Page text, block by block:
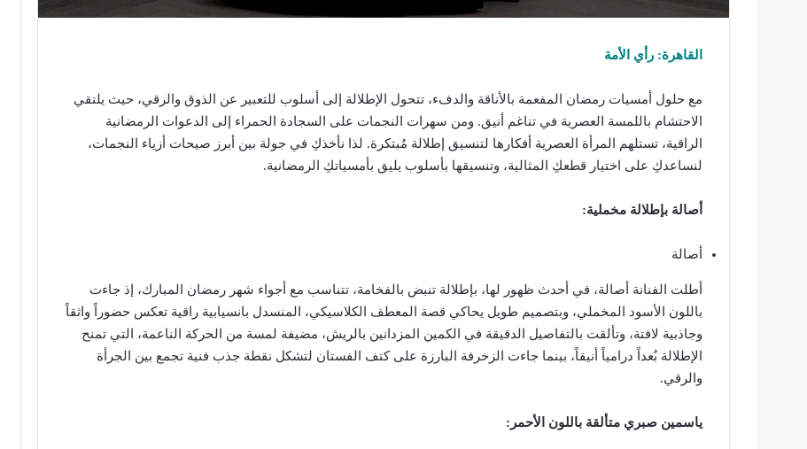
القاهرة: رأي الأمة
مع حلول أمسيات رمضان المفعمة بالأناقة والدفء، تتحول الإطلالة إلى أسلوب للتعبير عن الذوق والرقي، حيث يلتقي
الاحتشام باللمسة العصرية في تناغم أنيق. ومن سهرات النجمات على السجادة الحمراء إلى الدعوات الرمضانية
الراقية، تستلهم المرأة العصرية أفكارها لتنسيق إطلالة مُبتكرة. لذا نأخذكِ في جولة بين أبرز صيحات أزياء النجمات،
لنساعدكِ على اختيار قطعكِ المثالية، وتنسيقها بأسلوب يليق بأمسياتكِ الرمضانية.
أصالة بإطلالة مخملية:
أصالة
أطلت الفنانة أصالة، في أحدث ظهور لها، بإطلالة تنبض بالفخامة، تتناسب مع أجواء شهر رمضان المبارك، إذ جاءت
باللون الأسود المخملي، وبتصميم طويل يحاكي قصة المعطف الكلاسيكي، المنسدل بانسيابية راقية تعكس حضوراً واثقاً
وجاذبية لافتة، وتألقت بالتفاصيل الدقيقة في الكمين المزدانين بالريش، مضيفة لمسة من الحركة الناعمة، التي تمنح
الإطلالة بُعداً درامياً أنيقاً، بينما جاءت الزخرفة البارزة على كتف الفستان لتشكل نقطة جذب فنية تجمع بين الجرأة
والرقي.
ياسمين صبري متألقة باللون الأحمر: